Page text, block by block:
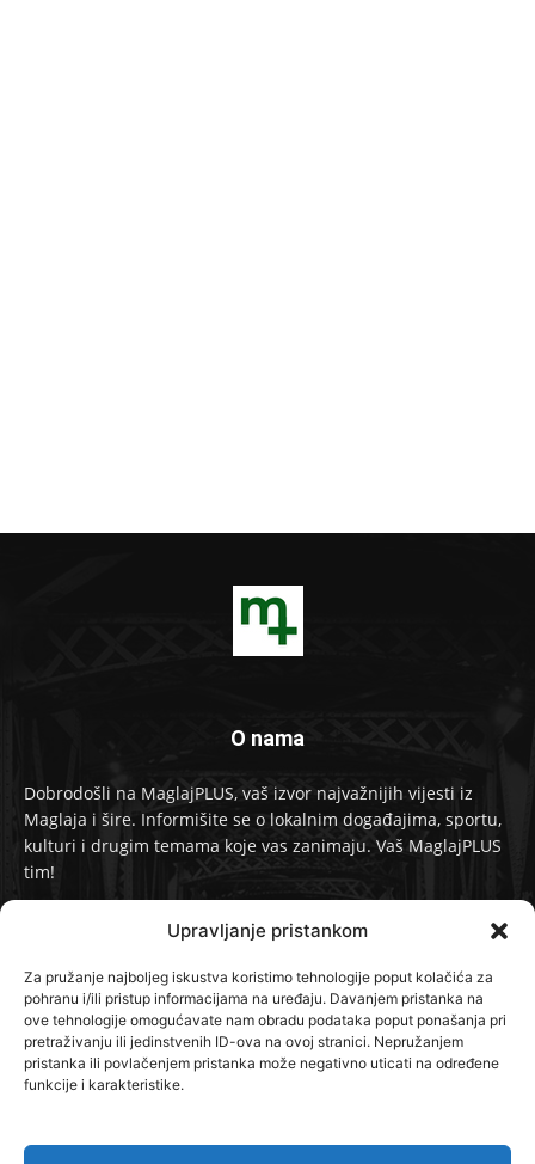
Upravljanje pristankom
Za pružanje najboljeg iskustva koristimo tehnologije poput kolačića za
pohranu i/ili pristup informacijama na uređaju. Davanjem pristanka na
ove tehnologije omogućavate nam obradu podataka poput ponašanja pri
pretraživanju ili jedinstvenih ID-ova na ovoj stranici. Nepružanjem
pristanka ili povlačenjem pristanka može negativno uticati na određene
funkcije i karakteristike.
O nama
Dobrodošli na MaglajPLUS, vaš izvor najvažnijih vijesti iz
Maglaja i šire. Informišite se o lokalnim događajima, sportu,
kulturi i drugim temama koje vas zanimaju. Vaš MaglajPLUS
tim!
info@maglajplus.ba
Pratite nas na